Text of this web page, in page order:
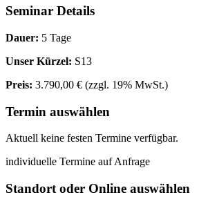
Seminar Details
Dauer: 5 Tage
Unser Kürzel: S13
Preis: 3.790,00 € (zzgl. 19% MwSt.)
Termin auswählen
Aktuell keine festen Termine verfügbar.
individuelle Termine auf Anfrage
Standort oder Online auswählen